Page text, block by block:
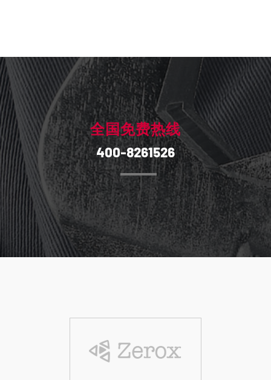
全国免费热线
400-8261526